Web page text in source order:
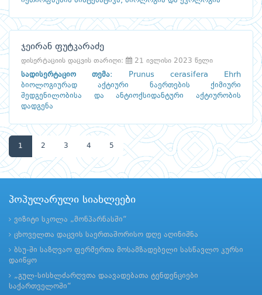
ჯეირან ფუტკარაძე
დისერტაციის დაცვის თარიღი: 21 ივლისი 2023 წელი
სადისერტაციო თემა:
Prunus cerasifera Ehrh
ბიოლოგიურად აქტიური ნაერთების ქიმიური
შედგენილობისა და ანტიოქსიდანტური აქტიურობის
დადგენა
1 2 3 4 5
პოპულარული სიახლეები
ვიზიტი სკოლა „მონპარნასში“
ცხოველთა დაცვის საერთაშორისო დღე აღინიშნა
ბსუ-ში საზღვაო ფერმერთა მოსამზადებელი სასწავლო კურსი
დაიწყო
„გულ-სისხლძარღვთა დაავადებათა ტენდენციები
საქართველოში“